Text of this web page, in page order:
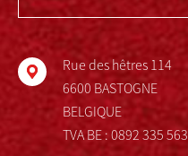
Rue des hêtres 114
6600 BASTOGNE
BELGIQUE
TVA BE : 0892 335 563